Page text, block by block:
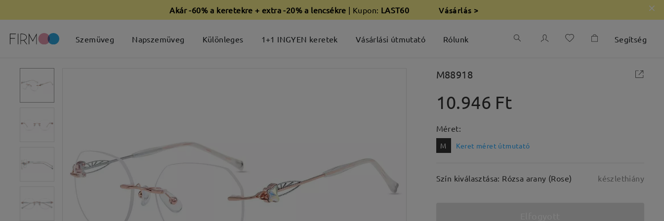
Akár -60% a keretekre + extra -20% a lencsékre | Kupon: LAST60 Vásárlás >
Szemüveg Napszemüveg Különleges 1+1 INGYEN keretek Vásárlási útmutató Rólunk Segítség
M88918
10.946 Ft
Méret:
M Keret méret útmutató
Szín kiválasztása: Rózsa arany (Rose) készlethiány